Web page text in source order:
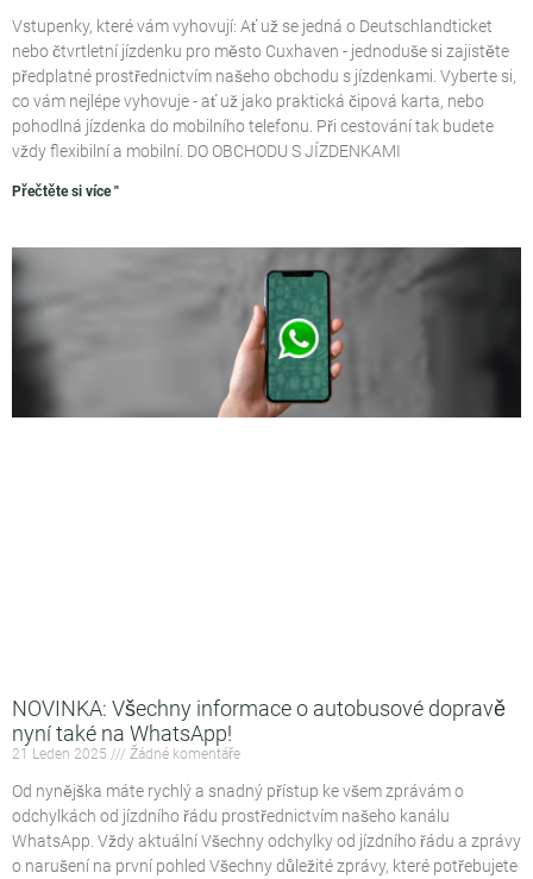
Vstupenky, které vám vyhovují: Ať už se jedná o Deutschlandticket
nebo čtvrtletní jízdenku pro město Cuxhaven - jednoduše si zajistěte
předplatné prostřednictvím našeho obchodu s jízdenkami. Vyberte si,
co vám nejlépe vyhovuje - ať už jako praktická čipová karta, nebo
pohodlná jízdenka do mobilního telefonu. Při cestování tak budete
vždy flexibilní a mobilní. DO OBCHODU S JÍZDENKAMI
Přečtěte si více "
NOVINKA: Všechny informace o autobusové dopravě
nyní také na WhatsApp!
21 Leden 2025 Žádné komentáře
Od nynějška máte rychlý a snadný přístup ke všem zprávám o
odchylkách od jízdního řádu prostřednictvím našeho kanálu
WhatsApp. Vždy aktuální Všechny odchylky od jízdního řádu a zprávy
o narušení na první pohled Všechny důležité zprávy, které potřebujete